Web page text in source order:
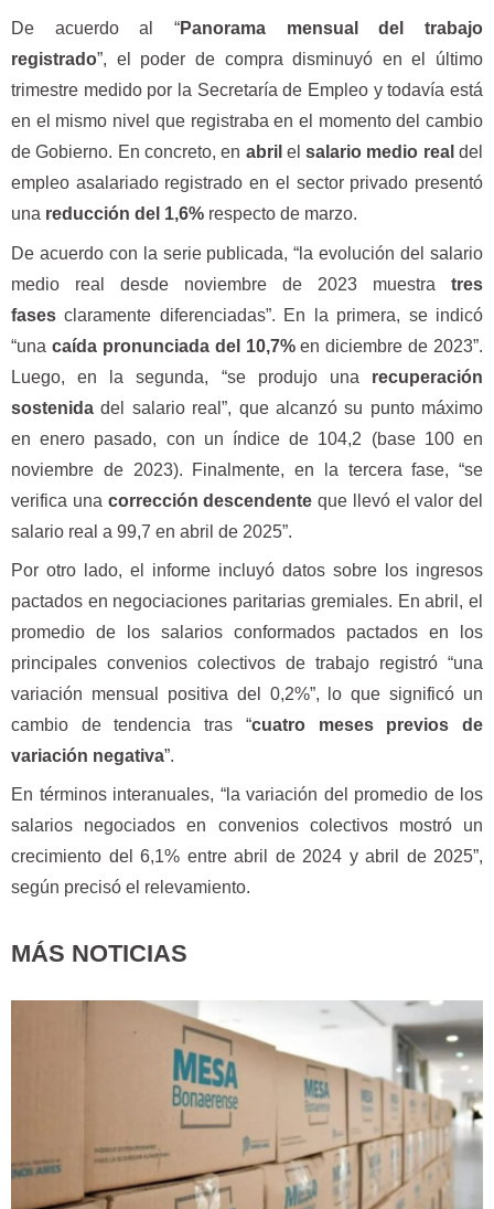
De acuerdo al “Panorama mensual del trabajo
registrado”, el poder de compra disminuyó en el último
trimestre medido por la Secretaría de Empleo y todavía está
en el mismo nivel que registraba en el momento del cambio
de Gobierno. En concreto, en abril elsalario medio real del
empleo asalariado registrado en el sector privado presentó
una reducción del 1,6% respecto de marzo.
De acuerdo con la serie publicada, “la evolución del salario
medio real desde noviembre de 2023 muestra tres
fases claramente diferenciadas”. En la primera, se indicó
“una caída pronunciada del 10,7%en diciembre de 2023”.
Luego, en la segunda, “se produjo una recuperación
sostenida del salario real”, que alcanzó su punto máximo
en enero pasado, con un índice de 104,2 (base 100 en
noviembre de 2023). Finalmente, en la tercera fase, “se
verifica una corrección descendente que llevó el valor del
salario real a 99,7 en abril de 2025”.
Por otro lado, el informe incluyó datos sobre los ingresos
pactados en negociaciones paritarias gremiales. En abril, el
promedio de los salarios conformados pactados en los
principales convenios colectivos de trabajo registró “una
variación mensual positiva del 0,2%”, lo que significó un
cambio de tendencia tras “cuatro meses previos de
variación negativa”.
En términos interanuales, “la variación del promedio de los
salarios negociados en convenios colectivos mostró un
crecimiento del 6,1% entre abril de 2024 y abril de 2025”,
según precisó el relevamiento.
MÁS NOTICIAS